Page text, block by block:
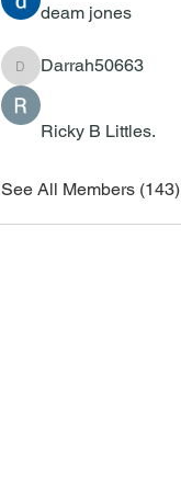
deam jones
Darrah50663
Darrah50663
Ricky B Littles.
See All Members (143)